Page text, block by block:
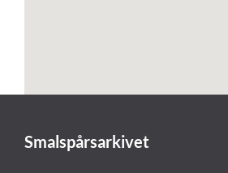
Smalspårsarkivet